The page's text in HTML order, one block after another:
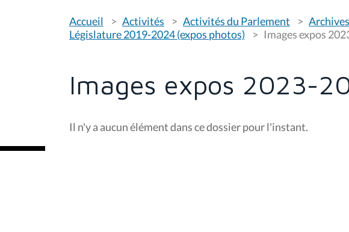
o
u
s
:
Accueil Activités Activités du Parlement
Législature 2019-2024 (expos photos)
Images expos
Images expos 2023-
Il n'y a aucun élément dans ce dossier pour l'instant.